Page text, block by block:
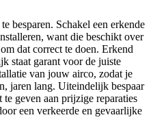
besparen. Schakel een erkende
want die beschikt over
dat correct te doen. Erkend
staat garant voor de juiste
van jouw airco, zodat je
jaren lang. Uiteindelijk bespaar
geven aan prijzige reparaties
een verkeerde en gevaarlijke